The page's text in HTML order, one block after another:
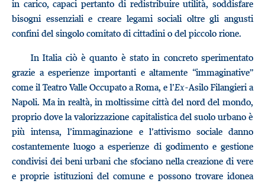
in carico, capaci pertanto di redistribuire utilità, soddisfare
bisogni essenziali e creare legami sociali oltre gli angusti
confini del singolo comitato di cittadini o del piccolo rione.
In Italia ciò è quanto è stato in concreto sperimentato
grazie a esperienze importanti e altamente “immaginative”
come il Teatro Valle Occupato a Roma, e l’Ex-Asilo Filangieri a
Napoli. Ma in realtà, in moltissime città del nord del mondo,
proprio dove la valorizzazione capitalistica del suolo urbano è
più intensa, l’immaginazione e l’attivismo sociale danno
costantemente luogo a esperienze di godimento e gestione
condivisi dei beni urbani che sfociano nella creazione di vere
e proprie istituzioni del comune e possono trovare idonea